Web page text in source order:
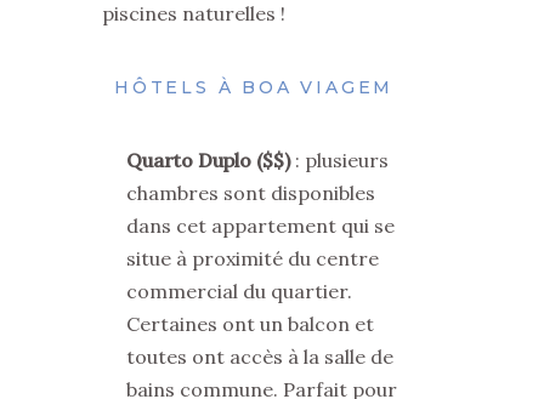
piscines naturelles !
HÔTELS À BOA VIAGEM
Quarto Duplo ($$): plusieurs
chambres sont disponibles
dans cet appartement qui se
situe à proximité du centre
commercial du quartier.
Certaines ont un balcon et
toutes ont accès à la salle de
bains commune. Parfait pour